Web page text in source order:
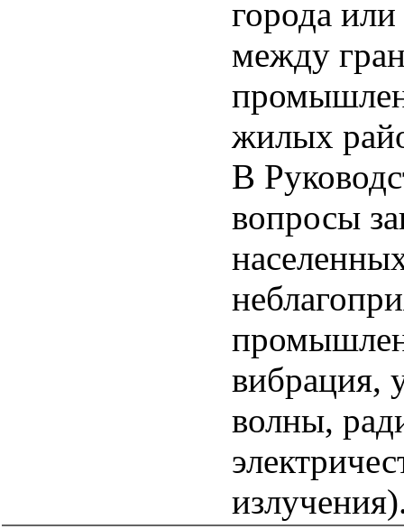
города
между
жилых
В
вопросы
вибрация,
волны,